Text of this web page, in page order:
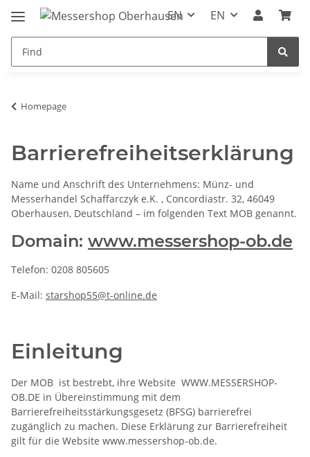
EN EN
Homepage
Barrierefreiheitserklärung
Name und Anschrift des Unternehmens: Münz- und
Messerhandel Schaffarczyk e.K. , Concordiastr. 32, 46049
Oberhausen, Deutschland – im folgenden Text MOB genannt.
Domain: www.messershop-ob.de
Telefon: 0208 805605
E-Mail: starshop55@t-online.de
Einleitung
Der MOB ist bestrebt, ihre Website WWW.MESSERSHOP-
OB.DE in Übereinstimmung mit dem
Barrierefreiheitsstärkungsgesetz (BFSG) barrierefrei
zugänglich zu machen. Diese Erklärung zur Barrierefreiheit
gilt für die Website www.messershop-ob.de.